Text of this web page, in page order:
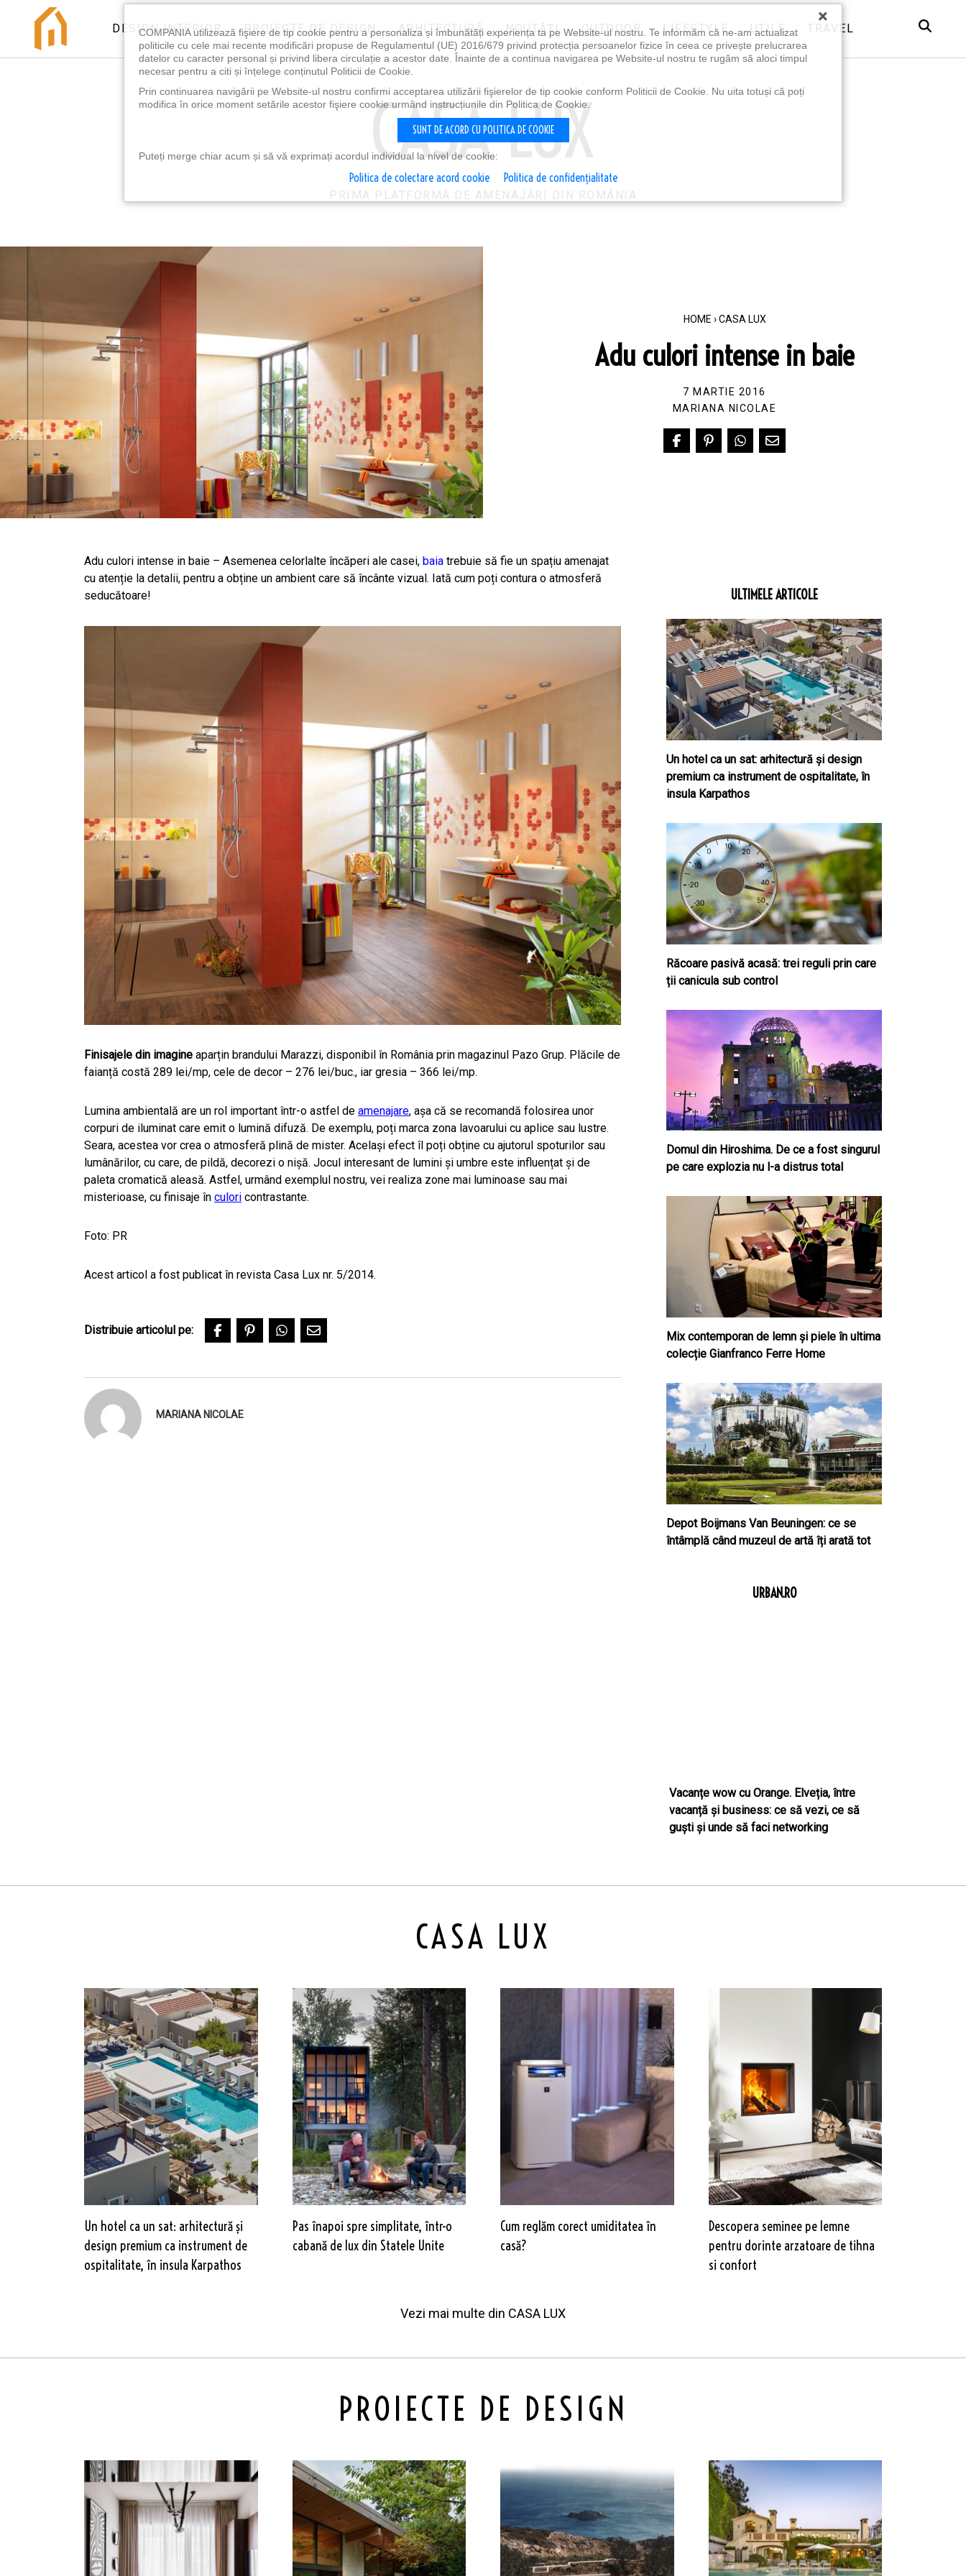
DESIGN INTERIOR PROIECTE DE DESIGN ARHITECTURĂ NOUTĂȚI OUTDOOR LIFESTYLE UTILE TRAVEL
PRIMA PLATFORMĂ DE AMENAJĂRI DIN ROMÂNIA
HOME › CASA LUX
Adu culori intense in baie
7 MARTIE 2016
MARIANA NICOLAE
Adu culori intense in baie – Asemenea celorlalte încăperi ale casei, baia trebuie să fie un spațiu amenajat
cu atenție la detalii, pentru a obține un ambient care să încânte vizual. Iată cum poți contura o atmosferă
seducătoare!
Finisajele din imagine aparțin brandului Marazzi, disponibil în România prin magazinul Pazo Grup. Plăcile de
faianță costă 289 lei/mp, cele de decor – 276 lei/buc., iar gresia – 366 lei/mp.
Lumina ambientală are un rol important într-o astfel de amenajare, așa că se recomandă folosirea unor
corpuri de iluminat care emit o lumină difuză. De exemplu, poți marca zona lavoarului cu aplice sau lustre.
Seara, acestea vor crea o atmosferă plină de mister. Același efect îl poți obține cu ajutorul spoturilor sau
lumânărilor, cu care, de pildă, decorezi o nișă. Jocul interesant de lumini și umbre este influențat și de
paleta cromatică aleasă. Astfel, urmând exemplul nostru, vei realiza zone mai luminoase sau mai
misterioase, cu finisaje în culori contrastante.
Foto: PR
Acest articol a fost publicat în revista Casa Lux nr. 5/2014.
Distribuie articolul pe:
MARIANA NICOLAE
ULTIMELE ARTICOLE
Un hotel ca un sat: arhitectură și design
premium ca instrument de ospitalitate, în
insula Karpathos
Răcoare pasivă acasă: trei reguli prin care
ții canicula sub control
Domul din Hiroshima. De ce a fost singurul
pe care explozia nu l-a distrus total
Mix contemporan de lemn şi piele în ultima
colecție Gianfranco Ferre Home
Depot Boijmans Van Beuningen: ce se
întâmplă când muzeul de artă îți arată tot
URBAN.RO
Vacanțe wow cu Orange. Elveția, între
vacanță și business: ce să vezi, ce să
guști și unde să faci networking
CASA LUX
Un hotel ca un sat: arhitectură și
design premium ca instrument de
ospitalitate, în insula Karpathos
Pas înapoi spre simplitate, într-o
cabană de lux din Statele Unite
Cum reglăm corect umiditatea în
casă?
Descopera seminee pe lemne
pentru dorinte arzatoare de tihna
si confort
Vezi mai multe din CASA LUX
PROIECTE DE DESIGN
×
COMPANIA utilizează fişiere de tip cookie pentru a personaliza și îmbunătăți experiența ta pe Website-ul nostru. Te informăm că ne-am actualizat
politicile cu cele mai recente modificări propuse de Regulamentul (UE) 2016/679 privind protecția persoanelor fizice în ceea ce privește prelucrarea
datelor cu caracter personal și privind libera circulație a acestor date. Înainte de a continua navigarea pe Website-ul nostru te rugăm să aloci timpul
necesar pentru a citi și înțelege conținutul Politicii de Cookie.
Prin continuarea navigării pe Website-ul nostru confirmi acceptarea utilizării fişierelor de tip cookie conform Politicii de Cookie. Nu uita totuși că poți
modifica în orice moment setările acestor fişiere cookie urmând instrucțiunile din Politica de Cookie.
SUNT DE ACORD CU POLITICA DE COOKIE
Puteți merge chiar acum și să vă exprimați acordul individual la nivel de cookie:
Politica de colectare acord cookie Politica de confidențialitate